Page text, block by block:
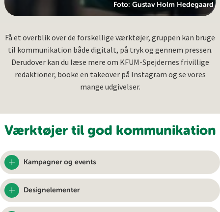
Foto: Gustav Holm Hedegaard
Få et overblik over de forskellige værktøjer, gruppen kan bruge
til kommunikation både digitalt, på tryk og gennem pressen.
Derudover kan du læse mere om KFUM-Spejdernes frivillige
redaktioner, booke en takeover på Instagram og se vores
mange udgivelser.
Værktøjer til god kommunikation
Kampagner og events
Designelementer